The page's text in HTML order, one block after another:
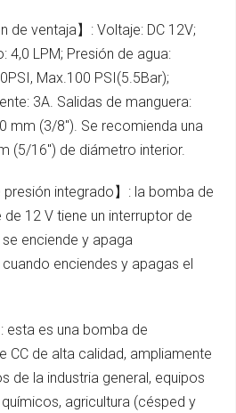
de ventaja】: Voltaje: DC 12V;
4,0 LPM; Presión de agua:
Max.100 PSI(5.5Bar);
3A. Salidas de manguera:
mm (3/8"). Se recomienda una
(5/16") de diámetro interior.
integrado】: la bomba de
12 V tiene un interruptor de
enciende y apaga
enciendes y apagas el
esta es una bomba de
CC de alta calidad, ampliamente
de la industria general, equipos
agricultura (césped y